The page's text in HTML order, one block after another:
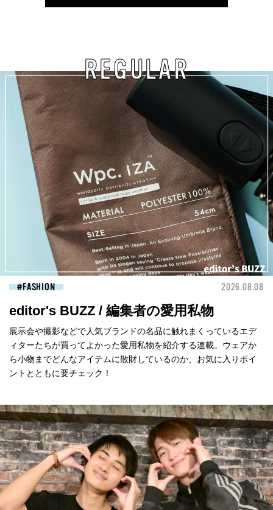
REGULAR
FASHION 2026.08.08
editor's BUZZ / 編集者の愛用私物
展示会や撮影などで人気ブランドの名品に触れまくっているエデ
ィターたちが買ってよかった愛用私物を紹介する連載。ウェアか
ら小物までどんなアイテムに散財しているのか、お気に入りポイ
ントとともに要チェック！